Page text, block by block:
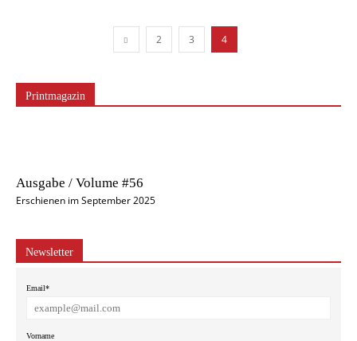
2 3 4
Printmagazin
Ausgabe / Volume #56
Erschienen im September 2025
Newsletter
Email*
Vorname